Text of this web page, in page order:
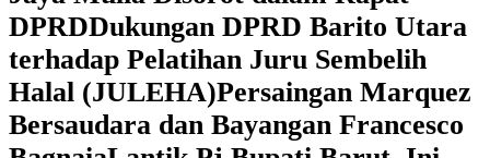
DPRDDukungan DPRD Barito Utara
terhadap Pelatihan Juru Sembelih
Halal (JULEHA)Persaingan Marquez
Bersaudara dan Bayangan Francesco